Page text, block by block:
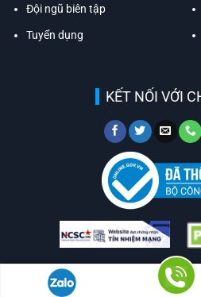
Đội ngũ biên tập
Tuyển dụng
KẾT NỐI VỚI
Copyright 2026 ©